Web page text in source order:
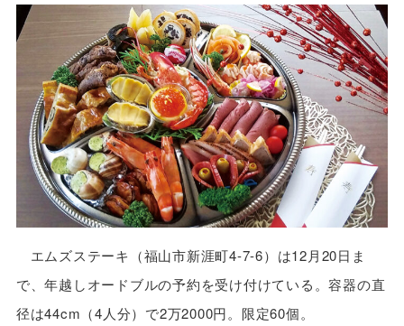
エムズステーキ（福山市新涯町4-7-6）は12月20日ま
で、年越しオードブルの予約を受け付けている。容器の直
径は44cm（4人分）で2万2000円。限定60個。